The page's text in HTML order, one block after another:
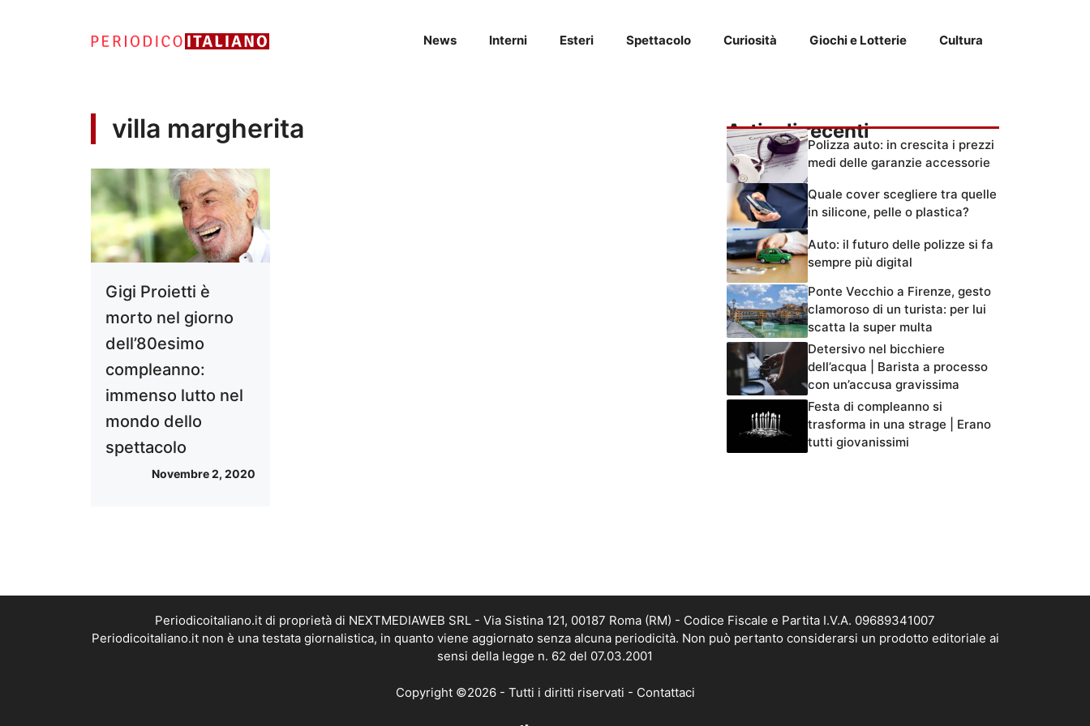
News Interni Esteri Spettacolo Curiosità Giochi e Lotterie Cultura
villa margherita
Gigi Proietti è
morto nel giorno
dell’80esimo
compleanno:
immenso lutto nel
mondo dello
spettacolo
Novembre 2, 2020
Articoli recenti
Polizza auto: in crescita i prezzi
medi delle garanzie accessorie
Quale cover scegliere tra quelle
in silicone, pelle o plastica?
Auto: il futuro delle polizze si fa
sempre più digital
Ponte Vecchio a Firenze, gesto
clamoroso di un turista: per lui
scatta la super multa
Detersivo nel bicchiere
dell’acqua | Barista a processo
con un’accusa gravissima
Festa di compleanno si
trasforma in una strage | Erano
tutti giovanissimi
Periodicoitaliano.it di proprietà di NEXTMEDIAWEB SRL - Via Sistina 121, 00187 Roma (RM) - Codice Fiscale e Partita I.V.A. 09689341007
Periodicoitaliano.it non è una testata giornalistica, in quanto viene aggiornato senza alcuna periodicità. Non può pertanto considerarsi un prodotto editoriale ai
sensi della legge n. 62 del 07.03.2001
Copyright ©2026 - Tutti i diritti riservati - Contattaci